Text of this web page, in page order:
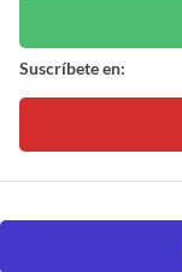
Suscríbete en: